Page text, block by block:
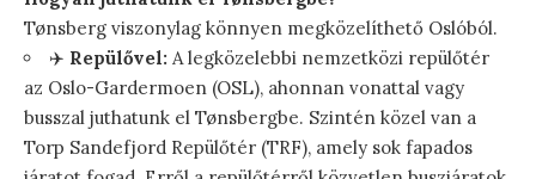
Tønsberg viszonylag könnyen megközelíthető Oslóból.
✈️ Repülővel: A legközelebbi nemzetközi repülőtér
az Oslo-Gardermoen (OSL), ahonnan vonattal vagy
busszal juthatunk el Tønsbergbe. Szintén közel van a
Torp Sandefjord Repülőtér (TRF), amely sok fapados